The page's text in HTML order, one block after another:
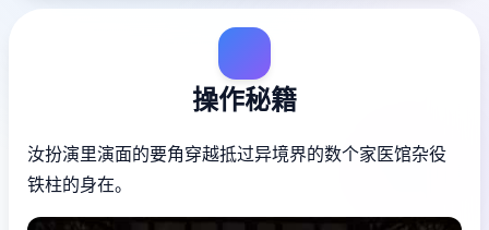
操作秘籍
汝扮演里演面的要角穿越抵过异境界的数个家医馆杂役
铁柱的身在。